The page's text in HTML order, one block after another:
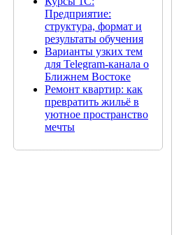
Предприятие:
структура, формат и
результаты обучения
Варианты узких тем
для Telegram-канала о
Ближнем Востоке
Ремонт квартир: как
превратить жильё в
уютное пространство
мечты